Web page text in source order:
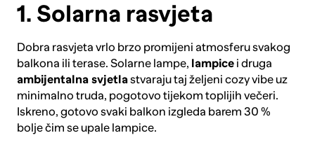
1. Solarna rasvjeta
Dobra rasvjeta vrlo brzo promijeni atmosferu svakog
balkona ili terase. Solarne lampe, lampicei druga
ambijentalna svjetlastvaraju taj željeni cozy vibe uz
minimalno truda, pogotovo tijekom toplijih večeri.
Iskreno, gotovo svaki balkon izgleda barem 30 %
bolje čim se upale lampice.